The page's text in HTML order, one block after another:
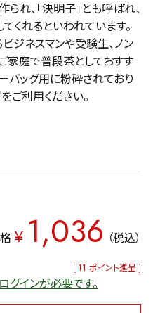
れ、「決明子」とも呼ばれ、
くれるといわれています。
ジネスマンや受験生、ノン
家庭で普段茶としておすす
バッグ用に粉砕されており
ご利用ください。
¥ 1,036 税込
[ 11 ポイント進呈 ]
インが必要です。